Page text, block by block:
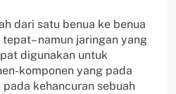
dari satu benua ke benua
namun jaringan yang
digunakan untuk
komponen yang pada
kehancuran sebuah